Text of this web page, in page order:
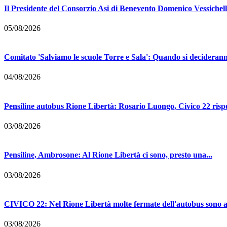
Il Presidente del Consorzio Asi di Benevento Domenico
05/08/2026
Comitato 'Salviamo le scuole Torre e Sala': Quando si
04/08/2026
Pensiline autobus Rione Libertà: Rosario Luongo, Civico 22
03/08/2026
Pensiline, Ambrosone: Al Rione Libertà ci sono, presto una...
03/08/2026
CIVICO 22: Nel Rione Libertà molte fermate dell'autobus sono
03/08/2026